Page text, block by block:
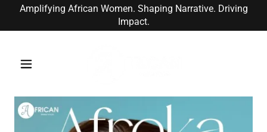
Amplifying African Women. Shaping Narrative. Driving
Impact.